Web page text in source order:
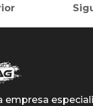
empresa